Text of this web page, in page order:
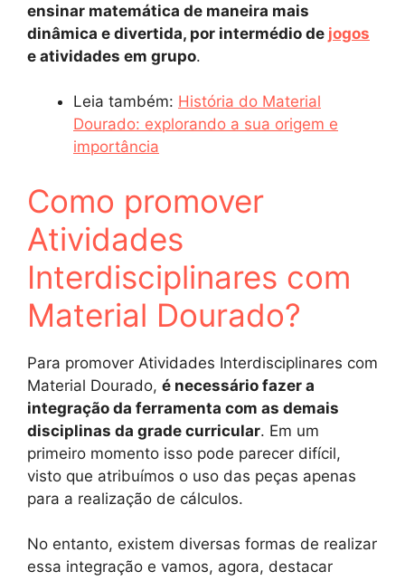
ensinar matemática de maneira mais
dinâmica e divertida, por intermédio de jogos
e atividades em grupo.
Leia também: História do Material
Dourado: explorando a sua origem e
importância
Como promover
Atividades
Interdisciplinares com
Material Dourado?
Para promover Atividades Interdisciplinares com
Material Dourado, é necessário fazer a
integração da ferramenta com as demais
disciplinas da grade curricular. Em um
primeiro momento isso pode parecer difícil,
visto que atribuímos o uso das peças apenas
para a realização de cálculos.
No entanto, existem diversas formas de realizar
essa integração e vamos, agora, destacar